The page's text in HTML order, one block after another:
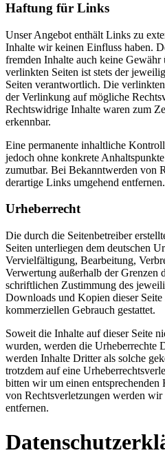
Haftung für Links
Unser Angebot enthält Links zu
Inhalte wir keinen Einfluss haben.
fremden Inhalte auch keine
verlinkten Seiten ist stets der
Seiten verantwortlich. Die
der Verlinkung auf mögliche
Rechtswidrige Inhalte waren zum
erkennbar.
Eine permanente inhaltliche
jedoch ohne konkrete
zumutbar. Bei Bekanntwerden von
derartige Links umgehend entfernen.
Urheberrecht
Die durch die Seitenbetreiber
Seiten unterliegen dem deutschen
Vervielfältigung, Bearbeitung,
Verwertung außerhalb der Grenzen
schriftlichen Zustimmung des
Downloads und Kopien dieser
kommerziellen Gebrauch gestattet.
Soweit die Inhalte auf dieser Seite
wurden, werden die Urheberrechte
werden Inhalte Dritter als solche
trotzdem auf eine
bitten wir um einen
von Rechtsverletzungen werden
entfernen.